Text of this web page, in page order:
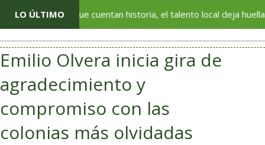
LO ÚLTIMO
que cuentan historia, el talento local deja huella en el
Emilio Olvera inicia gira de
agradecimiento y
compromiso con las
colonias más olvidadas